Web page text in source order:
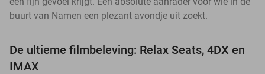
buurt van Namen een plezant avondje uit zoekt.
De ultieme filmbeleving: Relax Seats, 4DX en
IMAX